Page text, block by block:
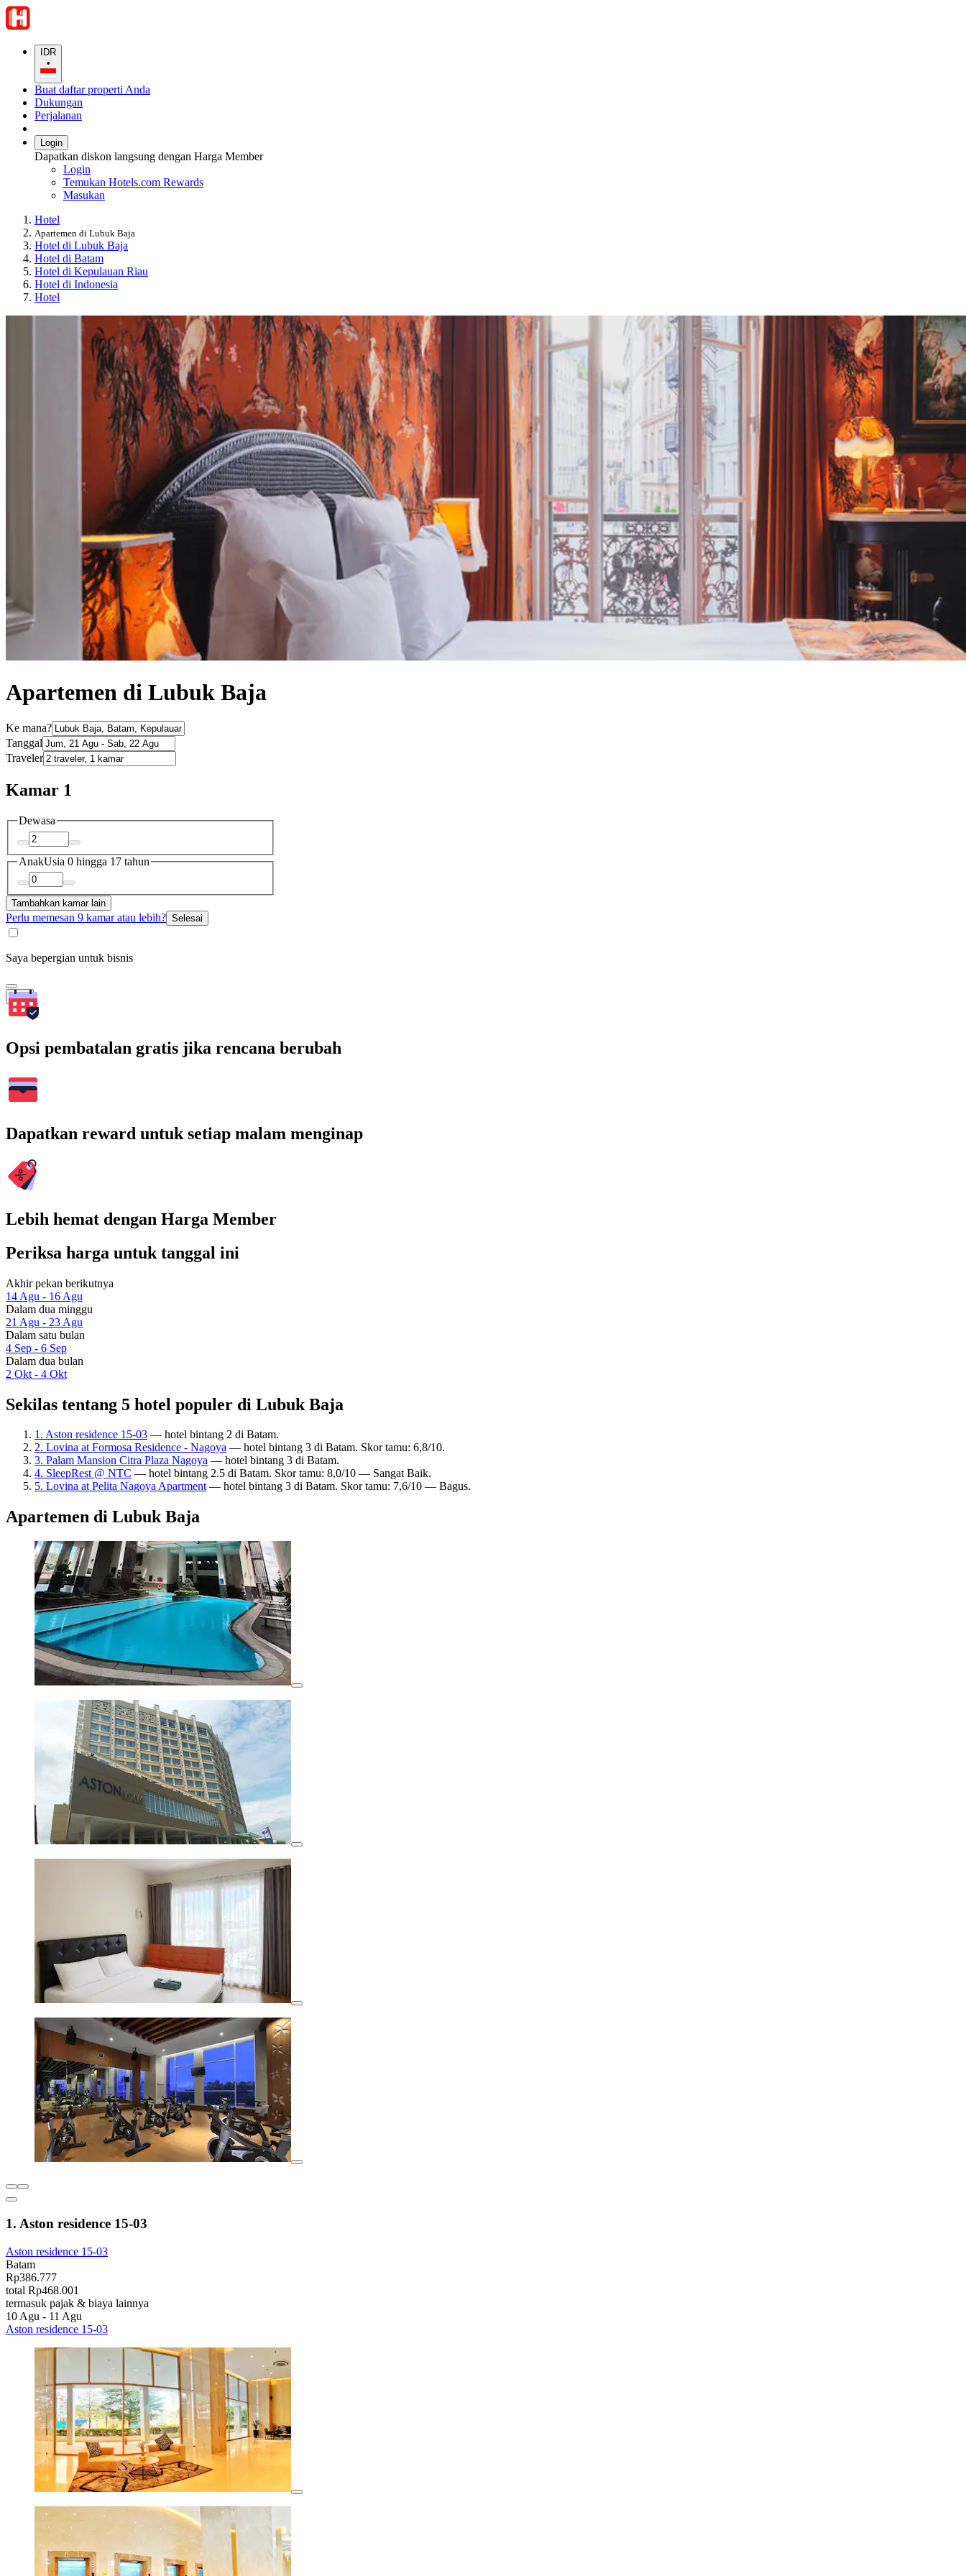
IDR
•
Buat daftar properti Anda
Dukungan
Perjalanan
Login
Dapatkan diskon langsung dengan Harga Member
Login
Temukan Hotels.com Rewards
Masukan
Hotel
Apartemen di Lubuk Baja
Hotel di Lubuk Baja
Hotel di Batam
Hotel di Kepulauan Riau
Hotel di Indonesia
Hotel
Apartemen di Lubuk Baja
Ke mana?
Tanggal
Traveler
Kamar 1
Dewasa
AnakUsia 0 hingga 17 tahun
Tambahkan kamar lain
Perlu memesan 9 kamar atau lebih? Selesai
Saya bepergian untuk bisnis
Cari
Opsi pembatalan gratis jika rencana berubah
Dapatkan reward untuk setiap malam menginap
Lebih hemat dengan Harga Member
Periksa harga untuk tanggal ini
Akhir pekan berikutnya
14 Agu - 16 Agu
Dalam dua minggu
21 Agu - 23 Agu
Dalam satu bulan
4 Sep - 6 Sep
Dalam dua bulan
2 Okt - 4 Okt
Sekilas tentang 5 hotel populer di Lubuk Baja
1. Aston residence 15-03 — hotel bintang 2 di Batam.
2. Lovina at Formosa Residence - Nagoya — hotel bintang 3 di Batam. Skor tamu: 6,8/10.
3. Palam Mansion Citra Plaza Nagoya — hotel bintang 3 di Batam.
4. SleepRest @ NTC — hotel bintang 2.5 di Batam. Skor tamu: 8,0/10 — Sangat Baik.
5. Lovina at Pelita Nagoya Apartment— hotel bintang 3 di Batam. Skor tamu: 7,6/10 — Bagus.
Apartemen di Lubuk Baja
1. Aston residence 15-03
Aston residence 15-03
Batam
Rp386.777
total Rp468.001
termasuk pajak & biaya lainnya
10 Agu - 11 Agu
Aston residence 15-03